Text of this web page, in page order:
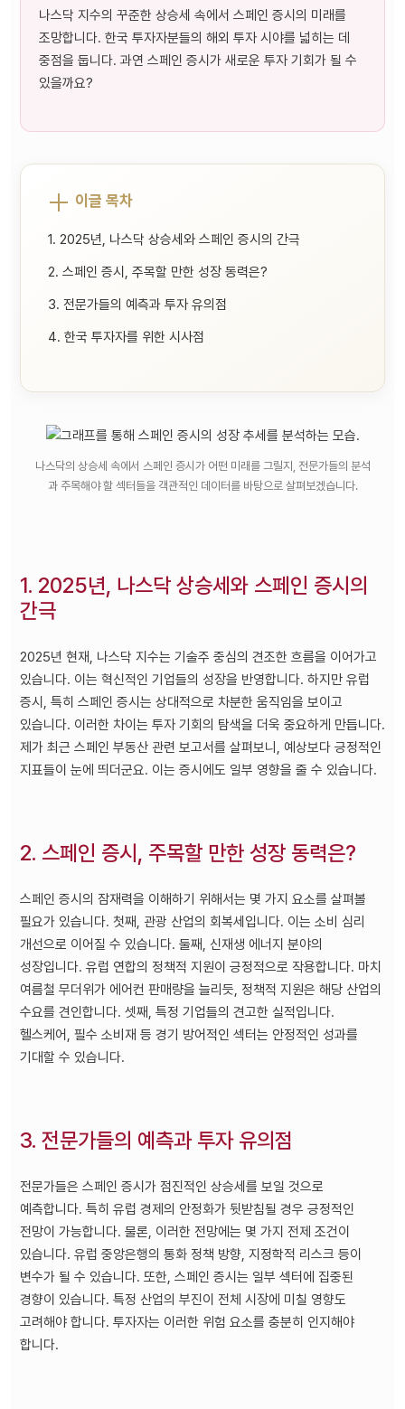
나스닥 지수의 꾸준한 상승세 속에서 스페인 증시의 미래를
조망합니다. 한국 투자자분들의 해외 투자 시야를 넓히는 데
중점을 둡니다. 과연 스페인 증시가 새로운 투자 기회가 될 수
있을까요?
이글 목차
1. 2025년, 나스닥 상승세와 스페인 증시의 간극
2. 스페인 증시, 주목할 만한 성장 동력은?
3. 전문가들의 예측과 투자 유의점
4. 한국 투자자를 위한 시사점
나스닥의 상승세 속에서 스페인 증시가 어떤 미래를 그릴지, 전문가들의 분석
과 주목해야 할 섹터들을 객관적인 데이터를 바탕으로 살펴보겠습니다.
1. 2025년, 나스닥 상승세와 스페인 증시의
간극
2025년 현재, 나스닥 지수는 기술주 중심의 견조한 흐름을 이어가고
있습니다. 이는 혁신적인 기업들의 성장을 반영합니다. 하지만 유럽
증시, 특히 스페인 증시는 상대적으로 차분한 움직임을 보이고
있습니다. 이러한 차이는 투자 기회의 탐색을 더욱 중요하게 만듭니다.
제가 최근 스페인 부동산 관련 보고서를 살펴보니, 예상보다 긍정적인
지표들이 눈에 띄더군요. 이는 증시에도 일부 영향을 줄 수 있습니다.
2. 스페인 증시, 주목할 만한 성장 동력은?
스페인 증시의 잠재력을 이해하기 위해서는 몇 가지 요소를 살펴볼
필요가 있습니다. 첫째, 관광 산업의 회복세입니다. 이는 소비 심리
개선으로 이어질 수 있습니다. 둘째, 신재생 에너지 분야의
성장입니다. 유럽 연합의 정책적 지원이 긍정적으로 작용합니다. 마치
여름철 무더위가 에어컨 판매량을 늘리듯, 정책적 지원은 해당 산업의
수요를 견인합니다. 셋째, 특정 기업들의 견고한 실적입니다.
헬스케어, 필수 소비재 등 경기 방어적인 섹터는 안정적인 성과를
기대할 수 있습니다.
3. 전문가들의 예측과 투자 유의점
전문가들은 스페인 증시가 점진적인 상승세를 보일 것으로
예측합니다. 특히 유럽 경제의 안정화가 뒷받침될 경우 긍정적인
전망이 가능합니다. 물론, 이러한 전망에는 몇 가지 전제 조건이
있습니다. 유럽 중앙은행의 통화 정책 방향, 지정학적 리스크 등이
변수가 될 수 있습니다. 또한, 스페인 증시는 일부 섹터에 집중된
경향이 있습니다. 특정 산업의 부진이 전체 시장에 미칠 영향도
고려해야 합니다. 투자자는 이러한 위험 요소를 충분히 인지해야
합니다.